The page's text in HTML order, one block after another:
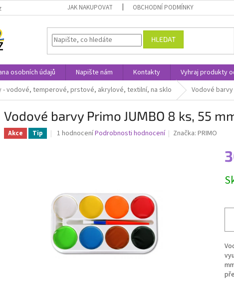
JAK NAKUPOVAT OBCHODNÍ PODMÍNKY
HLEDAT
osobních údajů Napište nám Kontakty
Vyhraj produkty
- vodové, temperové, prstové, akrylové, textilní, na sklo Vodové barvy
Vodové barvy Primo JUMBO 8 ks, 55
Akce Tip
Průměrné
hvězdiček.
1 hodnoceníPodrobnosti hodnocení Značka:PRIMO